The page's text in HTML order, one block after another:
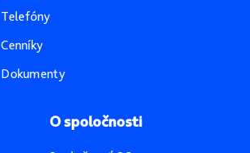
Telefóny
Cenníky
Dokumenty
O spoločnosti